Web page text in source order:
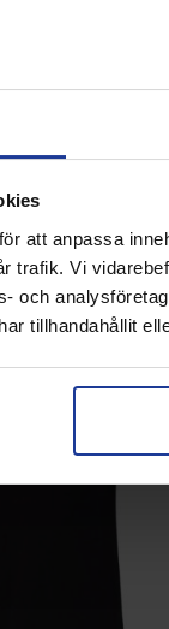
att anpassa
trafik. Vi
och
tillhandahållit